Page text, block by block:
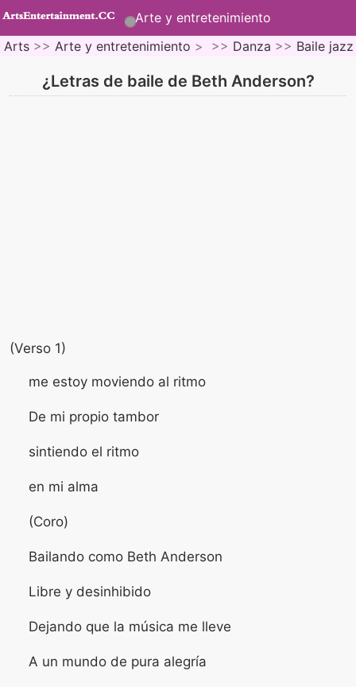
Arte y entretenimiento
Arts >> Arte y entretenimiento > >> Danza >> Baile jazz
¿Letras de baile de Beth Anderson?
(Verso 1)
me estoy moviendo al ritmo
De mi propio tambor
sintiendo el ritmo
en mi alma
(Coro)
Bailando como Beth Anderson
Libre y desinhibido
Dejando que la música me lleve
A un mundo de pura alegría